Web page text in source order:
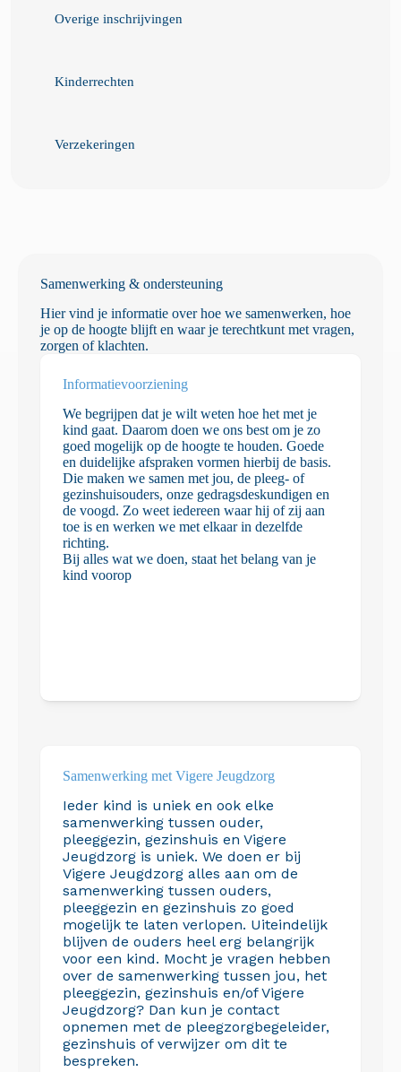
Overige inschrijvingen
Kinderrechten
Verzekeringen
Samenwerking & ondersteuning
Hier vind je informatie over hoe we samenwerken, hoe
je op de hoogte blijft en waar je terechtkunt met vragen,
zorgen of klachten.
Informatie­voorziening
We begrijpen dat je wilt weten hoe het met je
kind gaat. Daarom doen we ons best om je zo
goed mogelijk op de hoogte te houden. Goede
en duidelijke afspraken vormen hierbij de basis.
Die maken we samen met jou, de pleeg- of
gezinshuisouders, onze gedragsdeskundigen en
de voogd. Zo weet iedereen waar hij of zij aan
toe is en werken we met elkaar in dezelfde
richting.
Bij alles wat we doen, staat het belang van je
kind voorop
Samen­werking met Vigere Jeugdzorg
Ieder kind is uniek en ook elke
samenwerking tussen ouder,
pleeggezin, gezinshuis en Vigere
Jeugdzorg is uniek. We doen er bij
Vigere Jeugdzorg alles aan om de
samenwerking tussen ouders,
pleeggezin en gezinshuis zo goed
mogelijk te laten verlopen. Uiteindelijk
blijven de ouders heel erg belangrijk
voor een kind. Mocht je vragen hebben
over de samenwerking tussen jou, het
pleeggezin, gezinshuis en/of Vigere
Jeugdzorg? Dan kun je contact
opnemen met de pleegzorgbegeleider,
gezinshuis of verwijzer om dit te
bespreken.